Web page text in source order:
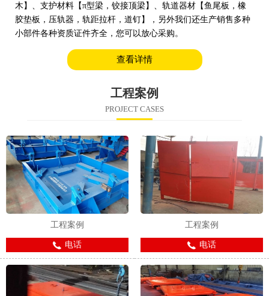
木】、支护材料【π型梁，铰接顶梁】、轨道器材【鱼尾板，橡
胶垫板，压轨器，轨距拉杆，道钉】，另外我们还生产销售多种
小部件各种资质证件齐全，您可以放心采购。
查看详情
工程案例
PROJECT CASES
工程案例
电话
工程案例
电话